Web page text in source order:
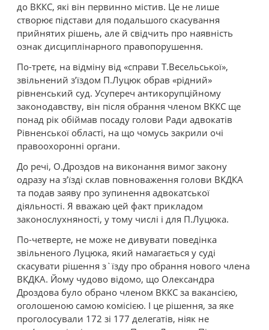
до ВККС, які він первинно містив. Це не лише
створює підстави для подальшого скасування
прийнятих рішень, але й свідчить про наявність
ознак дисциплінарного правопорушення.
По-третє, на відміну від «справи Т.Весельської»,
звільнений з’їздом П.Луцюк обрав «рідний»
рівненський суд. Усупереч антикорупційному
законодавству, він після обрання членом ВККС ще
понад рік обіймав посаду голови Ради адвокатів
Рівненської області, на що чомусь закрили очі
правоохоронні органи.
До речі, О.Дроздов на виконання вимог закону
одразу на з’їзді склав повноваження голови ВКДКА
та подав заяву про зупинення адвокатської
діяльності. Я вважаю цей факт прикладом
законослухняності, у тому числі і для П.Луцюка.
По-четверте, не може не дивувати поведінка
звільненого Луцюка, який намагається у суді
скасувати рішення з`їзду про обрання нового члена
ВКДКА. Йому чудово відомо, що Олександра
Дроздова було обрано членом ВККС за вакансією,
оголошеною самою комісією. І це рішення, за яке
проголосували 172 зі 177 делегатів, ніяк не